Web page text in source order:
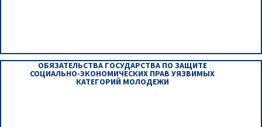
ОБЯЗАТЕЛЬСТВА ГОСУДАРСТВА ПО ЗАЩИТЕ
СОЦИАЛЬНО-ЭКОНОМИЧЕСКИХ ПРАВ УЯЗВИМЫХ
КАТЕГОРИЙ МОЛОДЕЖИ